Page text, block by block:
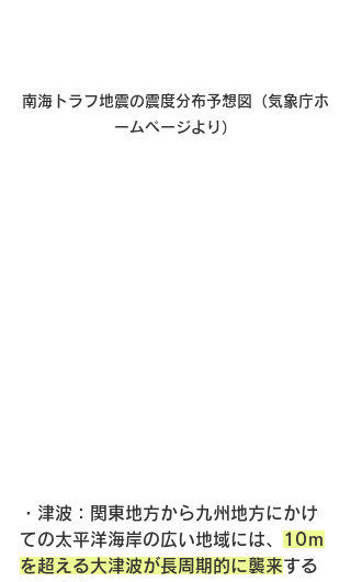
南海トラフ地震の震度分布予想図（気象庁ホ
ームページより）
・ 津波 ：関東地方から九州地方にかけ
ての太平洋海岸の広い地域には、
10ｍ
を超える大津波が長周期的に襲来する